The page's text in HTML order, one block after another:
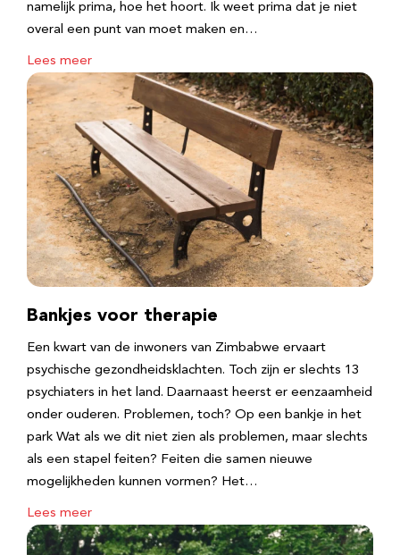
namelijk prima, hoe het hoort. Ik weet prima dat je niet
overal een punt van moet maken en…
Lees meer
Bankjes voor therapie
Een kwart van de inwoners van Zimbabwe ervaart
psychische gezondheidsklachten. Toch zijn er slechts 13
psychiaters in het land. Daarnaast heerst er eenzaamheid
onder ouderen. Problemen, toch? Op een bankje in het
park Wat als we dit niet zien als problemen, maar slechts
als een stapel feiten? Feiten die samen nieuwe
mogelijkheden kunnen vormen? Het…
Lees meer